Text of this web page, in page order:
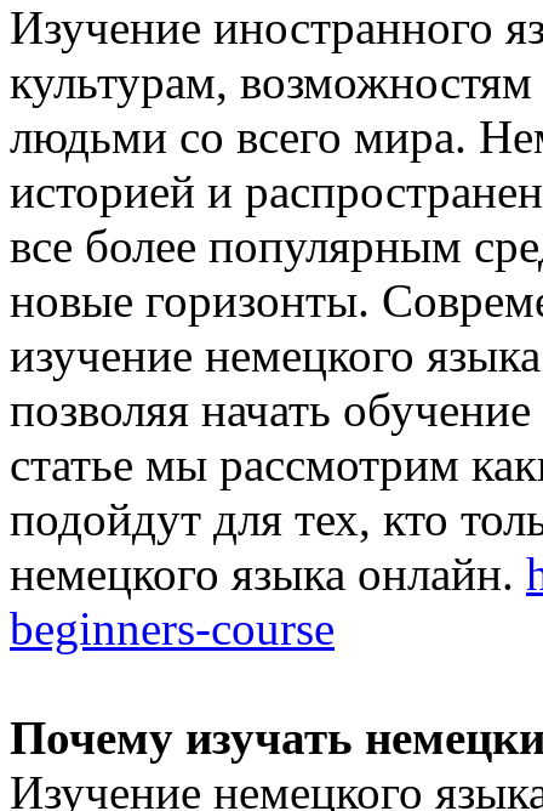
Изучение иностранного
культурам,
людьми со всего мира.
историей и
все более популярным
новые горизонты.
изучение немецкого
позволяя начать
статье мы рассмотрим
подойдут для тех, кто
немецкого языка онлайн.
beginners-course
Почему изучать
Изучение немецкого